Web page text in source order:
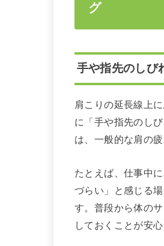
グ
手や指先のしび
肩こりの延長線上
に「手や指先のし
は、一般的な肩の
たとえば、仕事中
づらい」と感じる
す。普段から体の
しておくことが安